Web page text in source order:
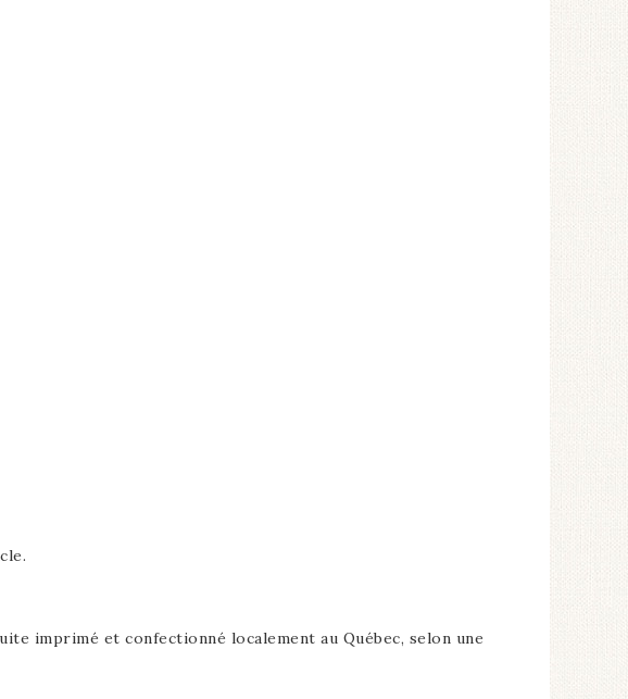
imprimé et confectionné localement au Québec, selon une